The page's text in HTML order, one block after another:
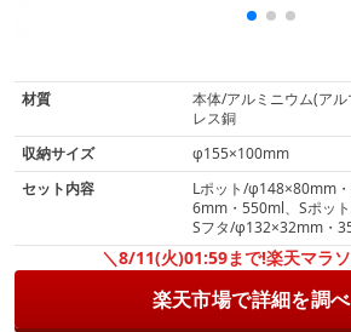
材質
本体/アルミニウム(ア
レス銅
収納サイズ
φ155×100mm
セット内容
Lポット/φ148×80mm
6mm・550ml、Sポッ
Sフタ/φ132×32mm・
＼8/11(火)01:59まで!楽天マラ
楽天市場で詳細を調